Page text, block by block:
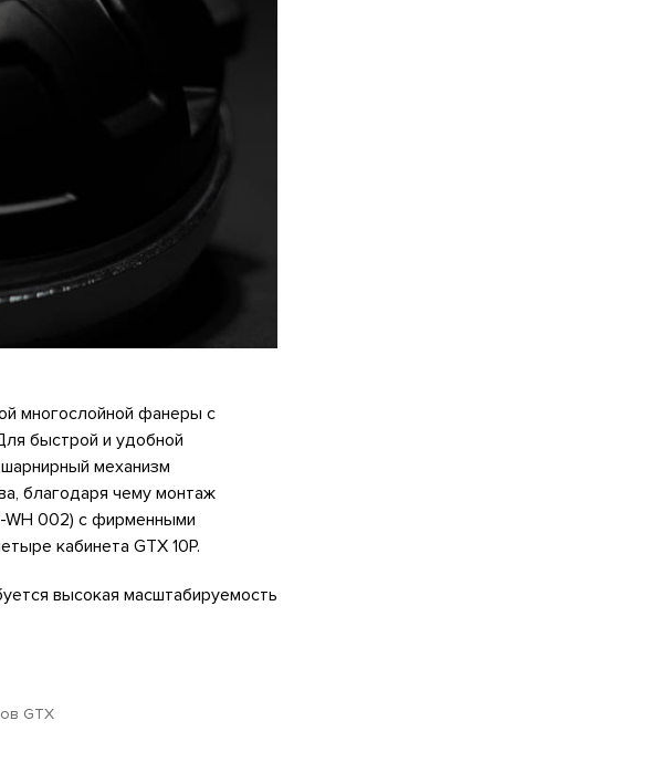
многослойной фанеры с
быстрой и удобной
механизм
благодаря чему монтаж
WH 002) с фирменными
кабинета GTX 10P.
высокая масштабируемость
GTX